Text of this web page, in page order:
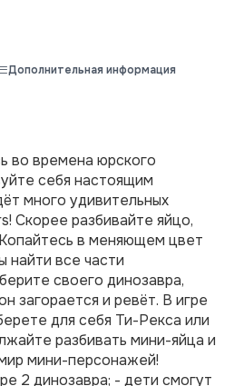
Дополнительная информация
во времена юрского
себя настоящим
много удивительных
Скорее разбивайте яйцо,
в меняющем цвет
найти все части
своего динозавра,
загорается и ревёт. В игре
для себя Ти-Рекса или
разбивать мини-яйца и
мини-персонажей!
2 динозавра; - дети смогут